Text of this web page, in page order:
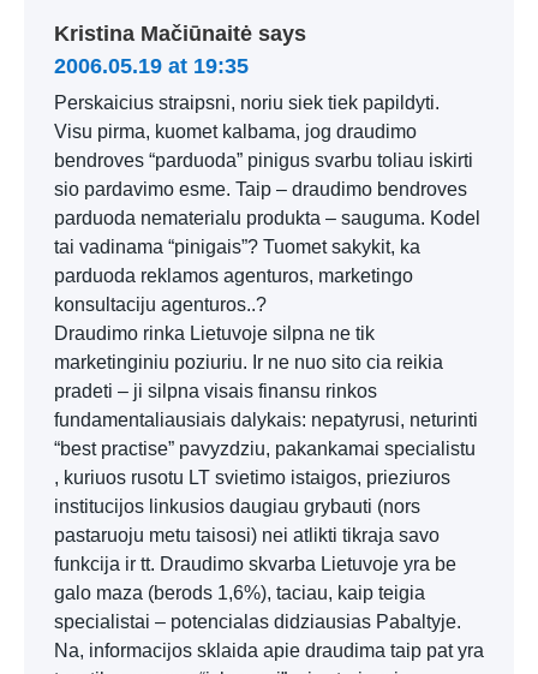
Kristina Mačiūnaitė says
2006.05.19 at 19:35
Perskaicius straipsni, noriu siek tiek papildyti.
Visu pirma, kuomet kalbama, jog draudimo
bendroves “parduoda” pinigus svarbu toliau iskirti
sio pardavimo esme. Taip – draudimo bendroves
parduoda nematerialu produkta – sauguma. Kodel
tai vadinama “pinigais”? Tuomet sakykit, ka
parduoda reklamos agenturos, marketingo
konsultaciju agenturos..?
Draudimo rinka Lietuvoje silpna ne tik
marketinginiu poziuriu. Ir ne nuo sito cia reikia
pradeti – ji silpna visais finansu rinkos
fundamentaliausiais dalykais: nepatyrusi, neturinti
“best practise” pavyzdziu, pakankamai specialistu
, kuriuos rusotu LT svietimo istaigos, prieziuros
institucijos linkusios daugiau grybauti (nors
pastaruoju metu taisosi) nei atlikti tikraja savo
funkcija ir tt. Draudimo skvarba Lietuvoje yra be
galo maza (berods 1,6%), taciau, kaip teigia
specialistai – potencialas didziausias Pabaltyje.
Na, informacijos sklaida apie draudima taip pat yra